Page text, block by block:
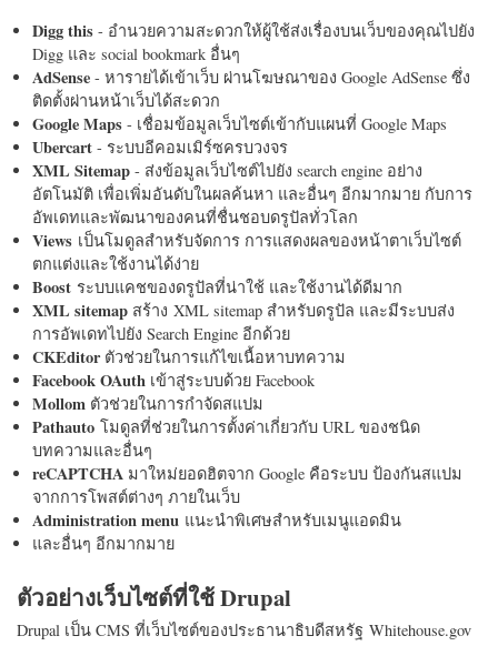
Digg this - อำนวยความสะดวกให้ผู้ใช้ส่งเรื่องบนเว็บของคุณไปยัง
Digg และ social bookmark อื่นๆ
AdSense - หารายได้เข้าเว็บ ผ่านโฆษณาของ Google AdSense ซึ่ง
ติดตั้งผ่านหน้าเว็บได้สะดวก
Google Maps - เชื่อมข้อมูลเว็บไซต์เข้ากับแผนที่ Google Maps
Ubercart - ระบบอีคอมเมิร์ซครบวงจร
XML Sitemap - ส่งข้อมูลเว็บไซต์ไปยัง search engine อย่าง
อัตโนมัติ เพื่อเพิ่มอันดับในผลค้นหา และอื่นๆ อีกมากมาย กับการ
อัพเดทและพัฒนาของคนที่ชื่นชอบดรูปัลทั่วโลก
Views เป็นโมดูลสำหรับจัดการ การแสดงผลของหน้าตาเว็บไซต์
ตกแต่งและใช้งานได้ง่าย
Boost ระบบแคชของดรูปัลที่น่าใช้ และใช้งานได้ดีมาก
XML sitemap สร้าง XML sitemap สำหรับดรูปัล และมีระบบส่ง
การอัพเดทไปยัง Search Engine อีกด้วย
CKEditorตัวช่วยในการแก้ไขเนื้อหาบทความ
Facebook OAuth เข้าสู่ระบบด้วย Facebook
Mollom ตัวช่วยในการกำจัดสแปม
Pathauto โมดูลที่ช่วยในการตั้งค่าเกี่ยวกับ URL ของชนิด
บทความและอื่นๆ
reCAPTCHA มาใหม่ยอดฮิตจาก Google คือระบบ ป้องกันสแปม
จากการโพสต์ต่างๆ ภายในเว็บ
Administration menu แนะนำพิเศษสำหรับเมนูแอดมิน
และอื่นๆ อีกมากมาย
ตัวอย่างเว็บไซต์ที่ใช้ Drupal
Drupal เป็น CMS ที่เว็บไซต์ของประธานาธิบดีสหรัฐ Whitehouse.gov